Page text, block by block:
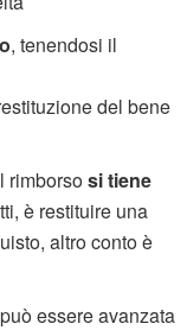
, tenendosi il
del bene
rimborsosi tiene
è restituire una
altro conto è
essere avanzata